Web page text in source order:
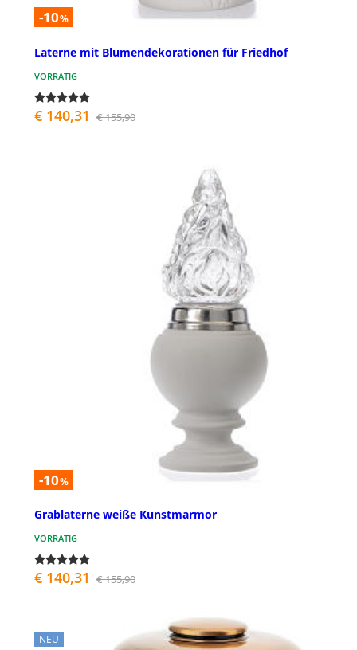
-10%
Laterne mit Blumendekorationen für Friedhof
VORRÄTIG
€ 140,31 € 155,90
-10%
Grablaterne weiße Kunstmarmor
VORRÄTIG
€ 140,31 € 155,90
NEU